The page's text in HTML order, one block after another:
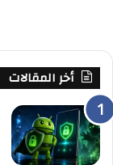
أخر المقالات